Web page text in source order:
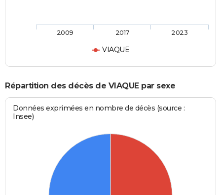
VIAQUE
2009 2017 2023
Répartition des décès de VIAQUE par sexe
Données exprimées en nombre de décès (source :
Insee)